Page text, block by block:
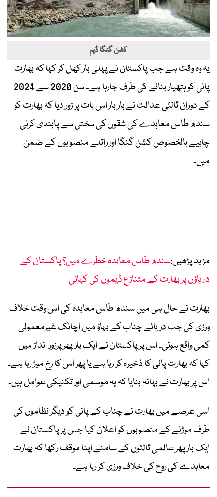
کشن گنگا ڈیم
یہ وہ وقت ہے جب پاکستان نے پہلی بار کھل کر کہا کہ بھارت
پانی کو ہتھیار بنانے کی طرف جارہا ہے۔ سن 2020 سے 2024
کے دوران ثالثی عدالت نے بار بار اس بات پر زور دیا کہ بھارت کو
سندھ طاس معاہدے کی شقوں کی سختی سے پابندی کرنی
چاہیے بالخصوص کشن گنگا اور راتلے منصوبوں کے ضمن
میں۔
مزید پڑھیں:سندھ طاس معاہدہ خطرے میں؟ پاکستان کے
دریاؤں پر بھارت کے متنازع ڈیموں کی کہانی
بھارت نے حال ہی میں سندھ طاس معاہدہ کی اس وقت خلاف
ورزی کی جب دریائے چناب کے بہاؤ میں اچانک غیرمعمولی
کمی واقع ہوئی۔ اس پر پاکستان نے ایک بار پھر پرزور انداز میں
کہا کہ بھارت پانی کا ذخیرہ کر رہا ہے یا پھر اس کا رخ موڑ رہا ہے۔
اس پر بھارت نے بہانہ بنایا کہ یہ موسمی اور تکنیکی عوامل ہیں۔
اسی عرصے میں بھارت نے چناب کے پانی کو دیگر نظاموں کی
طرف موڑنے کے منصوبوں کو اعلان کیا جس پر پاکستان نے
ایک بار پھر عالمی ثالثوں کے سامنے اپنا موقف رکھا کہ بھارت
معاہدے کی روح کی خلاف ورزی کر رہا ہے۔